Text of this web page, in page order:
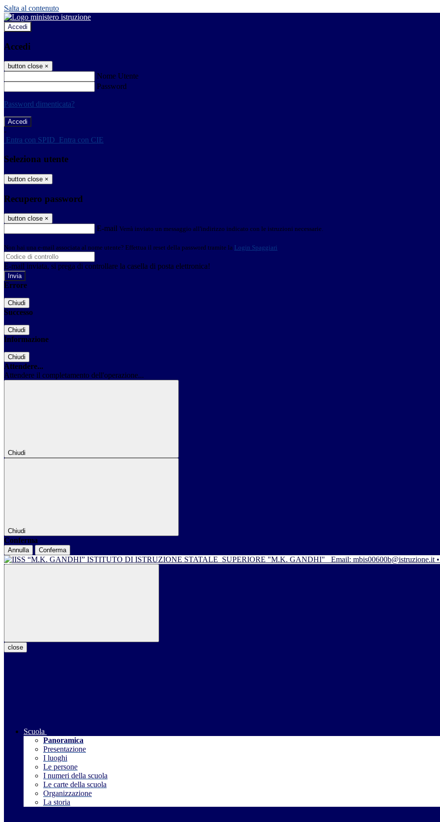
Salta al contenuto
Accedi
Accedi
button close ×
Nome Utente
Password
Password dimenticata?
-
Entra con SPID Entra con CIE
Seleziona utente
button close ×
Recupero password
button close ×
E-mail Verrà inviato un messaggio all'indirizzo indicato con le istruzioni necessarie.
Non hai una e-mail associata al nome utente? Effettua il reset della password tramite la Login Spaggiari
E-mail inviata, si prega di controllare la casella di posta elettronica!
Errore
Chiudi
Successo
Chiudi
Informazione
Chiudi
Attendere...
Attendere il completamento dell'operazione...
Chiudi
Chiudi
Conferma
Annulla Conferma
ISTITUTO DI ISTRUZIONE STATALE SUPERIORE "M.K. GANDHI" Email: mbis00600b@istruzione.it
close
Scuola
Panoramica
Presentazione
I luoghi
Le persone
I numeri della scuola
Le carte della scuola
Organizzazione
La storia